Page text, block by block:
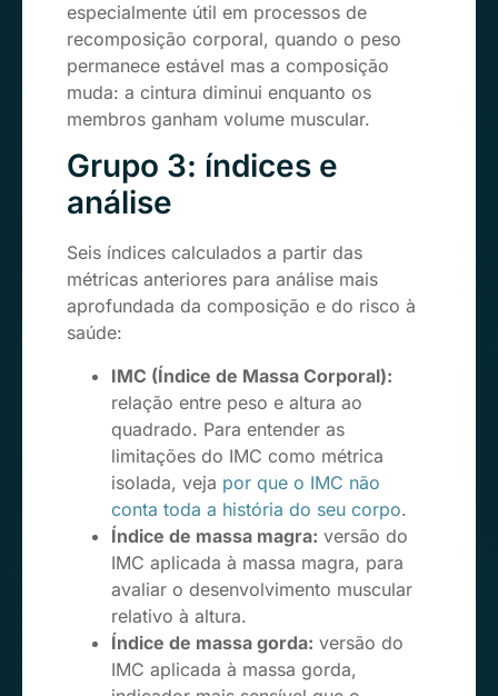
especialmente útil em processos de
recomposição corporal, quando o peso
permanece estável mas a composição
muda: a cintura diminui enquanto os
membros ganham volume muscular.
Grupo 3: índices e
análise
Seis índices calculados a partir das
métricas anteriores para análise mais
aprofundada da composição e do risco à
saúde:
IMC (Índice de Massa Corporal):
relação entre peso e altura ao
quadrado. Para entender as
limitações do IMC como métrica
isolada, veja por que o IMC não
conta toda a história do seu corpo.
Índice de massa magra: versão do
IMC aplicada à massa magra, para
avaliar o desenvolvimento muscular
relativo à altura.
Índice de massa gorda: versão do
IMC aplicada à massa gorda,